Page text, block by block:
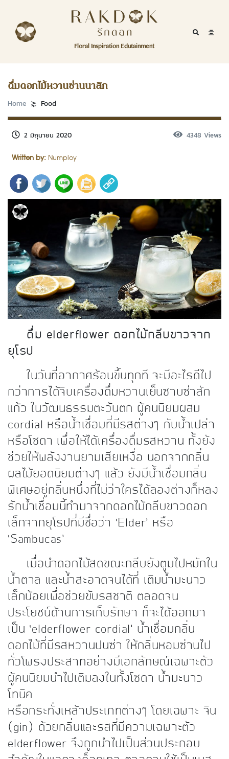
RakDok (รักดอก)
Floral Inspiration Edutainment
Mobile
RakDok
Menu
MAGAZINE
EDUTAINMENT
RAKDOK
ABOUT
CONTACT
Channel Facebook
Channel Instagram
Twitter
Channel Youtube
ดื่มดอกไม้หวานซ่านนาสิก
Home Food
Written by: Numploy
2 มิถุนายน 2020 4348 Views
ดื่ม elderflower ดอกไม้กลีบขาวจาก
ยุโรป
ในวันที่อากาศร้อนขึ้นทุกที จะมีอะไรดีไป
กว่าการได้จิบเครื่องดื่มหวานเย็นซาบซ่าสัก
แก้ว ในวัฒนธรรมตะวันตก ผู้คนนิยมผสม
cordial หรือน้ำเชื่อมที่มีรสต่างๆ กับน้ำเปล่า
หรือโซดา เพื่อให้ได้เครื่องดื่มรสหวาน ทั้งยัง
ช่วยให้พลังงานยามเสียเหงื่อ นอกจากกลิ่น
ผลไม้ยอดนิยมต่างๆ แล้ว ยังมีน้ำเชื่อมกลิ่น
พิเศษอยู่กลิ่นหนึ่งที่ไม่ว่าใครได้ลองต่างก็หลง
รักน้ำเชื่อมนี้ทำมาจากดอกไม้กลีบขาวดอก
เล็กจากยุโรปที่มีชื่อว่า ‘Elder’ หรือ
‘Sambucas’
เมื่อนำดอกไม้สดขณะกลีบยังตูมไปหมักใน
น้ำตาล และน้ำสะอาดจนได้ที่ เติมน้ำมะนาว
เล็กน้อยเพื่อช่วยขับรสชาติ ตลอดจน
ประโยชน์ด้านการเก็บรักษา ก็จะได้ออกมา
เป็น ‘elderflower cordial’ น้ำเชื่อมกลิ่น
ดอกไม้ที่มีรสหวานปนซ่า ให้กลิ่นหอมซ่านไป
ทั่วโพรงประสาทอย่างมีเอกลักษณ์เฉพาะตัว
ผู้คนนิยมนำไปเติมลงในทั้งโซดา น้ำมะนาว
โทนิค
หรือกระทั่งเหล้าประเภทต่างๆ โดยเฉพาะ จิน
(gin) ด้วยกลิ่นและรสที่มีความเฉพาะตัว
elderflower จึงถูกนำไปเป็นส่วนประกอบ